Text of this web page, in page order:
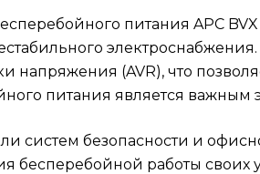
питания APC
напряжения (AVR), что
питания является
систем безопасности и
бесперебойной работы своих